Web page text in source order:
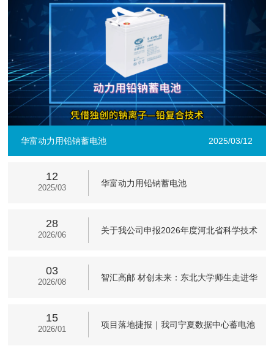
2025/03/12
华富动力用铅钠蓄电池
12
2025/03 华富动力用铅钠蓄电池
28
2026/06 关于我公司申报2026年度河北省科学技术
03
2026/08 智汇高邮 材创未来：东北大学师生走进华
15
2026/01 项目落地捷报｜我司宁夏数据中心蓄电池